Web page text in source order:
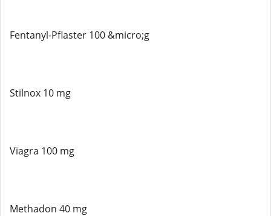
Fentanyl-Pflaster 100 &micro;g
Stilnox 10 mg
Viagra 100 mg
Methadon 40 mg